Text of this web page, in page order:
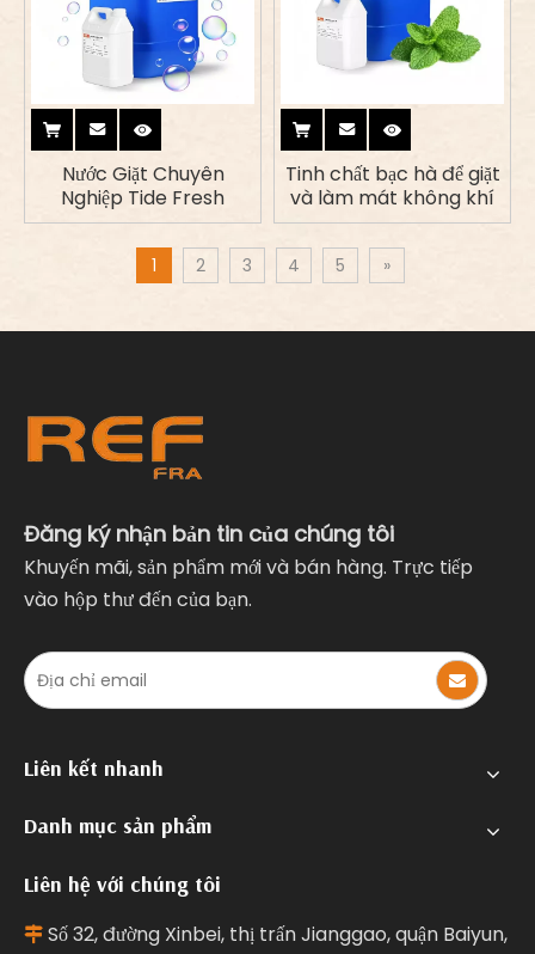
Nước Giặt Chuyên
Nghiệp Tide Fresh
Tinh chất bạc hà để giặt
và làm mát không khí
1 2 3 4 5 »
Đăng ký nhận bản tin của chúng tôi
Khuyến mãi, sản phẩm mới và bán hàng. Trực tiếp
vào hộp thư đến của bạn.
Liên kết nhanh
Danh mục sản phẩm
Liên hệ với chúng tôi
 Số 32, đường Xinbei, thị trấn Jianggao, quận Baiyun,